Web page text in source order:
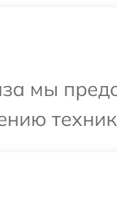
мы